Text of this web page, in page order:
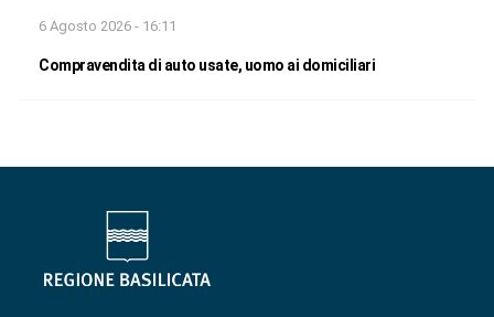
6 Agosto 2026 - 16:11
Compravendita di auto usate, uomo ai domiciliari